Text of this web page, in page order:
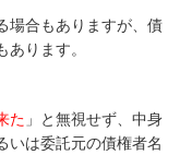
場合もありますが、債
ります。
た 」と無視せず、中身
いは委託元の債権者名